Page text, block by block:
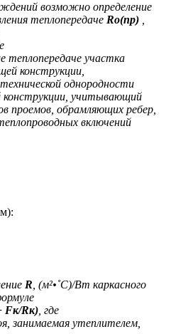
возможно определение
теплопередаче Ro(пр)
теплопередаче участка
конструкции,
однородности
учитывающий
проемов, обрамляющих ребер,
включений
R , (м²•˚С)/Вт каркасного
Fк/Rк) , где
занимаемая утеплителем,